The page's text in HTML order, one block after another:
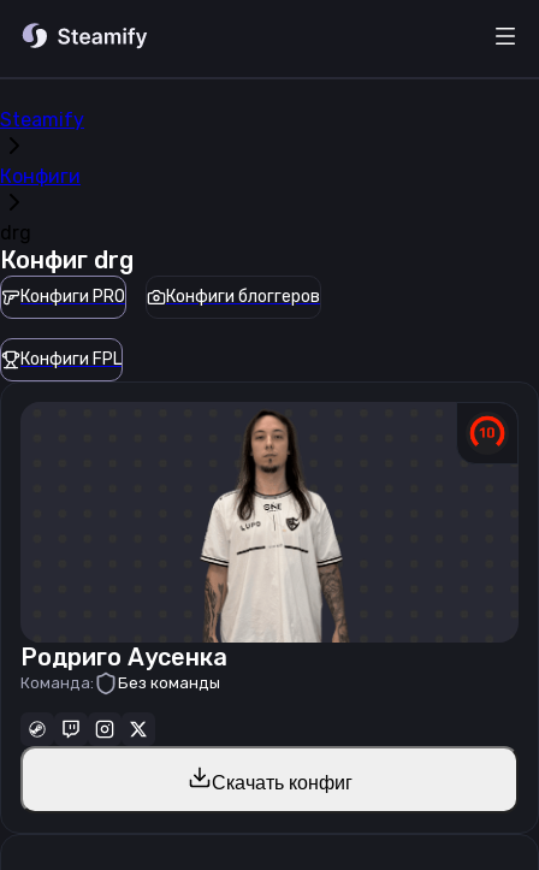
Steamify
Конфиги
drg
Конфиг drg
Конфиги PRO Конфиги блоггеров
Конфиги FPL
Родриго Аусенка
Команда: Без команды
Скачать конфиг